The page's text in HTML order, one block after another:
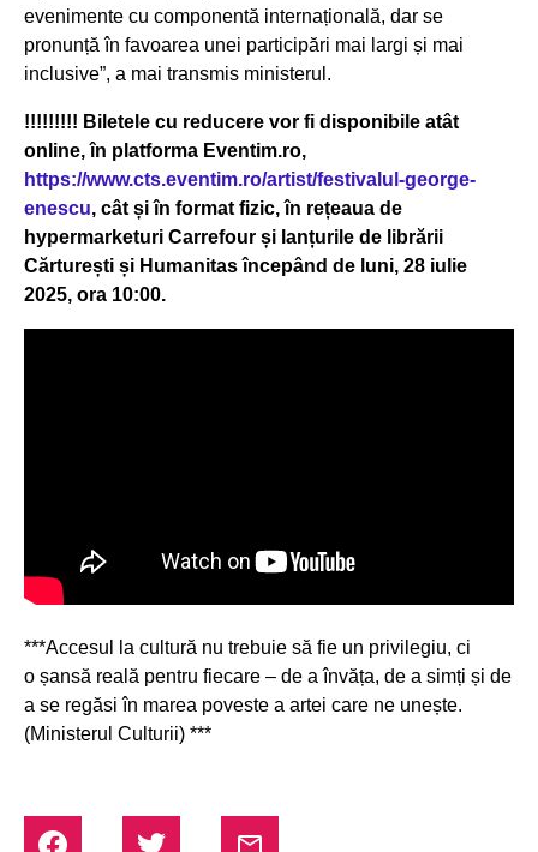
evenimente cu componentă internațională, dar se
pronunță în favoarea unei participări mai largi și mai
inclusive”, a mai transmis ministerul.
!!!!!!!!! Biletele cu reducere vor fi disponibile atât
online, în platforma Eventim.ro,
https://www.cts.eventim.ro/artist/festivalul-george-
enescu, cât și în format fizic, în rețeaua de
hypermarketuri Carrefour și lanțurile de librării
Cărturești și Humanitas începând de luni, 28 iulie
2025, ora 10:00.
***Accesul la cultură nu trebuie să fie un privilegiu, ci
o șansă reală pentru fiecare – de a învăța, de a simți și de
a se regăsi în marea poveste a artei care ne unește.
(Ministerul Culturii) ***